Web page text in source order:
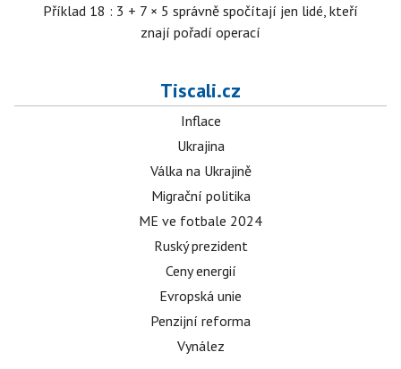
Příklad 18 : 3 + 7 × 5 správně spočítají jen lidé, kteří
znají pořadí operací
Tiscali.cz
Inflace
Ukrajina
Válka na Ukrajině
Migrační politika
ME ve fotbale 2024
Ruský prezident
Ceny energií
Evropská unie
Penzijní reforma
Vynález